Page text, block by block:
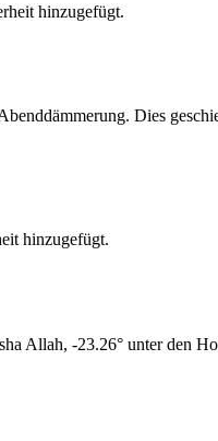
hinzugefügt.
Dies
hinzugefügt.
Allah, -23.26° unter den